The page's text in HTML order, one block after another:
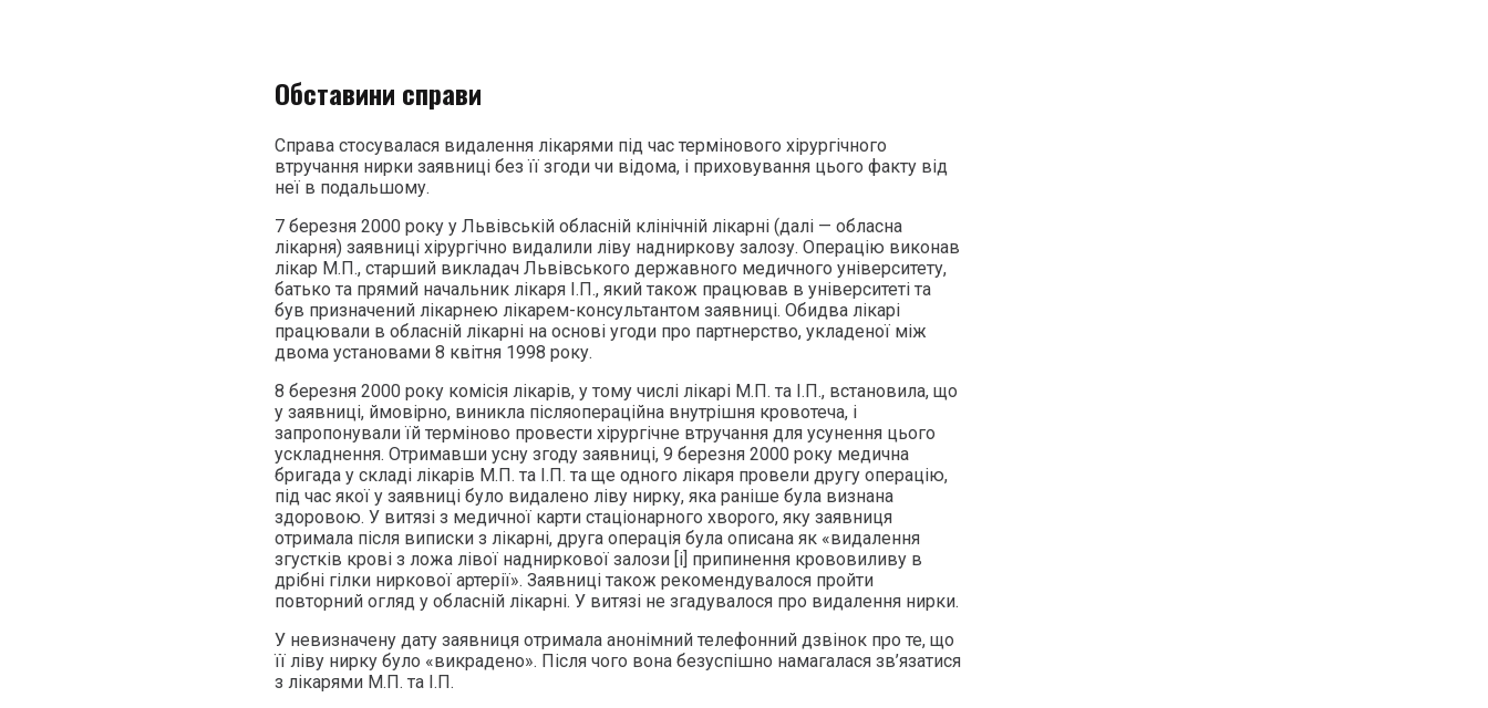
Обставини справи
Справа стосувалася видалення лікарями під час термінового хірургічного
втручання нирки заявниці без її згоди чи відома, і приховування цього факту від
неї в подальшому.
7 березня 2000 року у Львівській обласній клінічній лікарні (далі — обласна
лікарня) заявниці хірургічно видалили ліву надниркову залозу. Операцію виконав
лікар М.П., старший викладач Львівського державного медичного університету,
батько та прямий начальник лікаря І.П., який також працював в університеті та
був призначений лікарнею лікарем-консультантом заявниці. Обидва лікарі
працювали в обласній лікарні на основі угоди про партнерство, укладеної між
двома установами 8 квітня 1998 року.
8 березня 2000 року комісія лікарів, у тому числі лікарі М.П. та І.П., встановила, що
у заявниці, ймовірно, виникла післяопераційна внутрішня кровотеча, і
запропонували їй терміново провести хірургічне втручання для усунення цього
ускладнення. Отримавши усну згоду заявниці, 9 березня 2000 року медична
бригада у складі лікарів М.П. та І.П. та ще одного лікаря провели другу операцію,
під час якої у заявниці було видалено ліву нирку, яка раніше була визнана
здоровою. У витязі з медичної карти стаціонарного хворого, яку заявниця
отримала після виписки з лікарні, друга операція була описана як «видалення
згустків крові з ложа лівої надниркової залози [і] припинення крововиливу в
дрібні гілки ниркової артерії». Заявниці також рекомендувалося пройти
повторний огляд у обласній лікарні. У витязі не згадувалося про видалення нирки.
У невизначену дату заявниця отримала анонімний телефонний дзвінок про те, що
її ліву нирку було «викрадено». Після чого вона безуспішно намагалася зв’язатися
з лікарями М.П. та І.П.